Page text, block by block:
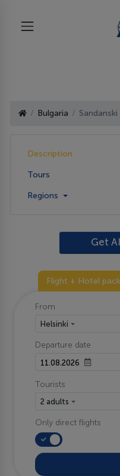
Bulgaria Sandanski
Description
Tours
Regions
Get
Flight + Hotel
From
Helsinki
Departure date
Tourists
2 adults
Only direct flights